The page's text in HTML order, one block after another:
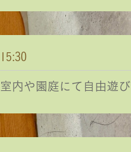
15:30
室内や園庭にて自由遊び